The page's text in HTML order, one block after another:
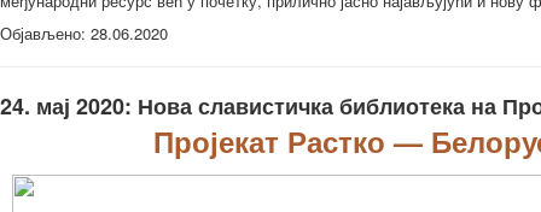
Објављено: 28.06.2020
24. мај 2020: Нова славистичка библиотека на
Пројекат Растко —